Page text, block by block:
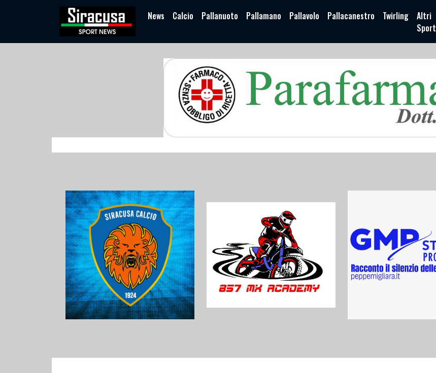
News Calcio Pallanuoto Pallamano Pallavolo Pallacanestro Twirling
Altri
Sport